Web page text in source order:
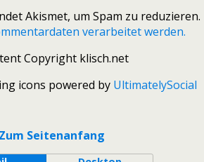
Akismet, um Spam zu reduzieren.
verarbeitet werden.
Copyright klisch.net
icons powered by UltimatelySocial
Zum Seitenanfang